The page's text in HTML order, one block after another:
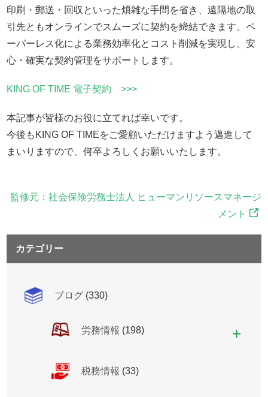
印刷・郵送・回収といった煩雑な手間を省き、遠隔地の取
引先ともオンラインでスムーズに契約を締結できます。ペ
ーパーレス化による業務効率化とコスト削減を実現し、安
心・確実な契約管理をサポートします。
KING OF TIME 電子契約 >>>
本記事が皆様のお役に立てれば幸いです。
今後もKING OF TIMEをご愛顧いただけますよう邁進して
まいりますので、何卒よろしくお願いいたします。
監修元：社会保険労務士法人 ヒューマンリソースマネージ
メント
カテゴリー
ブログ (330)
労務情報 (198)
税務情報 (33)